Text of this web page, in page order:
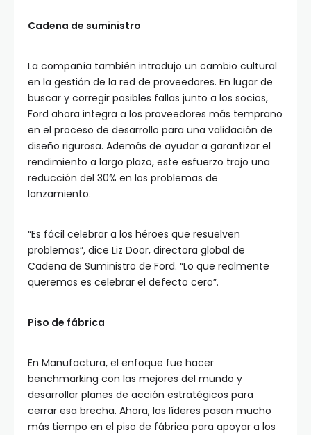
Cadena de suministro
La compañía también introdujo un cambio cultural
en la gestión de la red de proveedores. En lugar de
buscar y corregir posibles fallas junto a los socios,
Ford ahora integra a los proveedores más temprano
en el proceso de desarrollo para una validación de
diseño rigurosa. Además de ayudar a garantizar el
rendimiento a largo plazo, este esfuerzo trajo una
reducción del 30% en los problemas de
lanzamiento.
“Es fácil celebrar a los héroes que resuelven
problemas”, dice Liz Door, directora global de
Cadena de Suministro de Ford. “Lo que realmente
queremos es celebrar el defecto cero”.
Piso de fábrica
En Manufactura, el enfoque fue hacer
benchmarking con las mejores del mundo y
desarrollar planes de acción estratégicos para
cerrar esa brecha. Ahora, los líderes pasan mucho
más tiempo en el piso de fábrica para apoyar a los